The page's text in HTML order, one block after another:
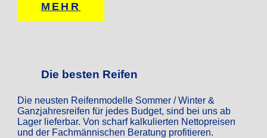
MEHR
Die besten Reifen
Die neusten Reifenmodelle Sommer / Winter &
Ganzjahresreifen für jedes Budget, sind bei uns ab
Lager lieferbar. Von scharf kalkulierten Nettopreisen
und der Fachmännischen Beratung profitieren.